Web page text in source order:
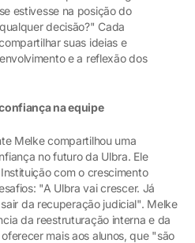
estivesse na posição do
decisão?" Cada
suas ideias e
e a reflexão dos
na equipe
Melke compartilhou uma
no futuro da Ulbra. Ele
com o crescimento
"A Ulbra vai crescer. Já
da recuperação judicial". Melke
da reestruturação interna e da
mais aos alunos, que "são